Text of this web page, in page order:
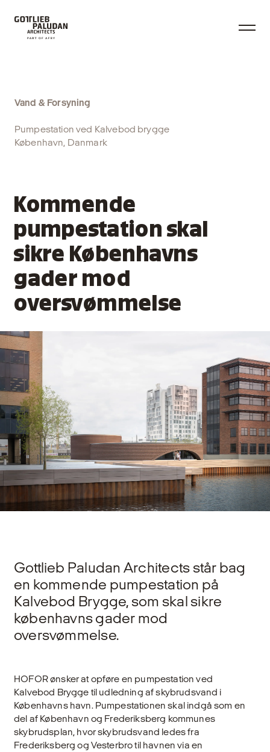
Kommende
pumpestation skal
sikre Københavns
gader mod
oversvømmelse
Vand & Forsyning
Pumpestation ved Kalvebod brygge
København, Danmark
Gottlieb Paludan Architects står bag
en kommende pumpestation på
Kalvebod Brygge, som skal sikre
københavns gader mod
oversvømmelse.
HOFOR ønsker at opføre en pumpestation ved
Kalvebod Brygge til udledning af skybrudsvand i
Københavns havn. Pumpestationen skal indgå som en
del af København og Frederiksberg kommunes
skybrudsplan, hvor skybrudsvand ledes fra
Frederiksberg og Vesterbro til havnen via en